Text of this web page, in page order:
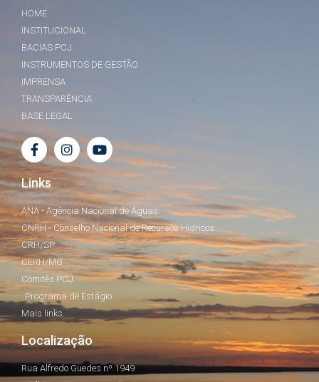
HOME
INSTITUCIONAL
BACIAS PCJ
INSTRUMENTOS DE GESTÃO
IMPRENSA
TRANSPARÊNCIA
BASE LEGAL
Links
ANA - Agência Nacional de Águas
CNRH - Conselho Nacional de Recursos Hídricos
CRH/SP
CERH/MG
Comitês PCJ
Programa de Estágio
Mais links...
Localização
Rua Alfredo Guedes nº 1949